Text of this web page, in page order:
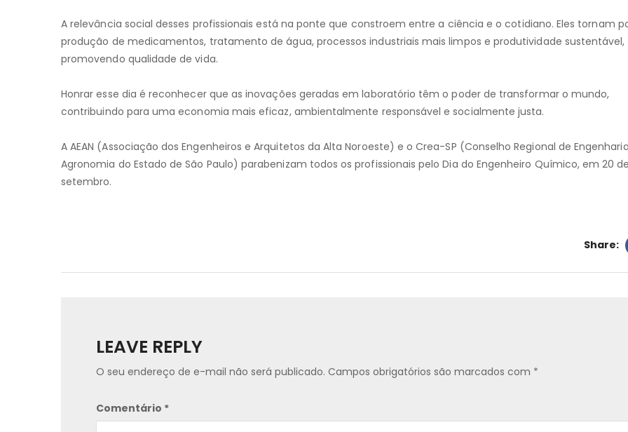
A relevância social desses profissionais está na ponte que constroem entre a ciência e o cotidiano. Eles tornam
produção de medicamentos, tratamento de água, processos industriais mais limpos e produtividade sustentável,
promovendo qualidade de vida.
Honrar esse dia é reconhecer que as inovações geradas em laboratório têm o poder de transformar o mundo,
contribuindo para uma economia mais eficaz, ambientalmente responsável e socialmente justa.
A AEAN (Associação dos Engenheiros e Arquitetos da Alta Noroeste) e o Crea-SP (Conselho Regional de
Agronomia do Estado de São Paulo) parabenizam todos os profissionais pelo Dia do Engenheiro Químico, em 20
setembro.
Share:
LEAVE REPLY
O seu endereço de e-mail não será publicado. Campos obrigatórios são marcados com *
Comentário *